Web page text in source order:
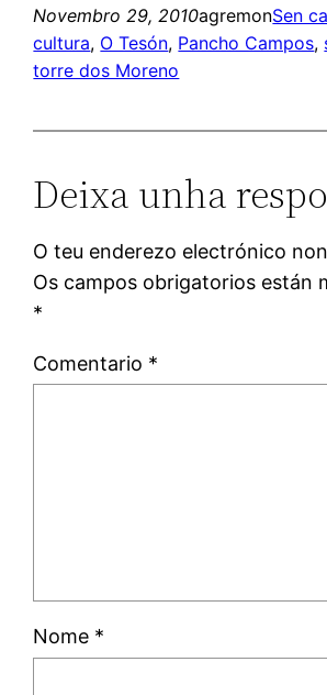
Novembro 29, 2010agremonSen
cultura, O Tesón, Pancho Campos,
torre dos Moreno
Deixa unha
O teu enderezo electrónico
Os campos obrigatorios están
*
Comentario *
Nome *